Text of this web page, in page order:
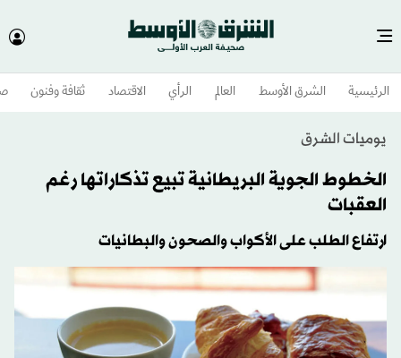
الرئيسية الشرق الأوسط​ العالم الرأي الاقتصاد ثقافة وفنون
يوميات الشرق
الخطوط الجوية البريطانية تبيع تذكاراتها رغم
العقبات
ارتفاع الطلب على الأكواب والصحون والبطانيات